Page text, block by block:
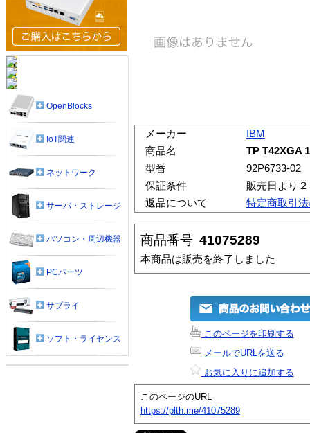
メーカー
IBM
商品名
TP T42XGA
型番
92P6733-02
保証条件
販売日より
返品について
特定商取引
商品番号 41075289
本商品は販売を終了しました
このページを印刷する
メールでURLを送る
お気に入りに追加する
このページのURL
https://plth.me/41075289
OpenBlocks
IoT関連
ネットワーク
サーバ・ストレージ
パソコン・周辺機器
PCパーツ
サプライ
ソフト・ライセンス